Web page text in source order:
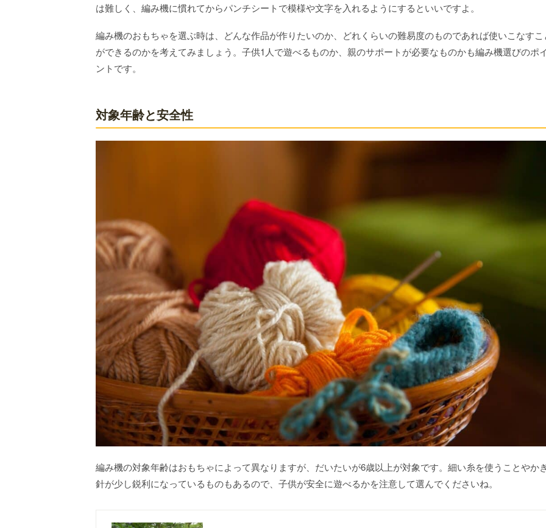
は難しく、編み機に慣れてからパンチシートで模様や文字を入れるようにするといいですよ。
編み機のおもちゃを選ぶ時は、どんな作品が作りたいのか、どれくらいの難易度のものであれば使いこなすこ
ができるのかを考えてみましょう。子供1人で遊べるものか、親のサポートが必要なものかも編み機選びのポ
ントです。
対象年齢と安全性
編み機の対象年齢はおもちゃによって異なりますが、だいたいが6歳以上が対象です。細い糸を使うことやか
針が少し鋭利になっているものもあるので、子供が安全に遊べるかを注意して選んでくださいね。